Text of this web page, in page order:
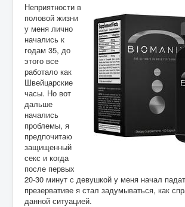
н
г
:
1
/
1
Неприятности в
половой жизни
у меня лично
начались к
годам 35, до
этого все
работало как
Швейцарские
часы. Но вот
дальше
начались
проблемы, я
предпочитаю
защищенный
секс и когда
после первых
20-30 минут с девушкой у меня начал
презервативе я стал задумываться, как
данной ситуацией.